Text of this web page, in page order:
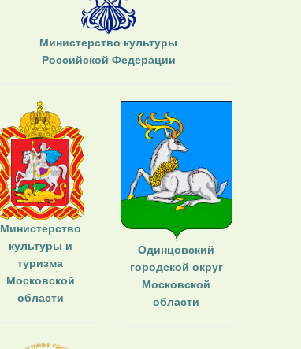
Министерство культуры
Российской Федерации
Министерство
культуры и
туризма
Московской
области
Одинцовский
городской округ
Московской
области